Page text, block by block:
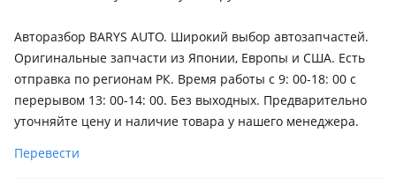
Авторазбор BARYS AUTO. Широкий выбор автозапчастей.
Оригинальные запчасти из Японии, Европы и США. Есть
отправка по регионам РК. Время работы с 9: 00-18: 00 с
перерывом 13: 00-14: 00. Без выходных. Предварительно
уточняйте цену и наличие товара у нашего менеджера.
Перевести